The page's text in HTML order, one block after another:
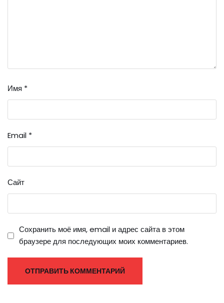
Имя *
Email *
Сайт
Сохранить моё имя, email и адрес сайта в этом
браузере для последующих моих комментариев.